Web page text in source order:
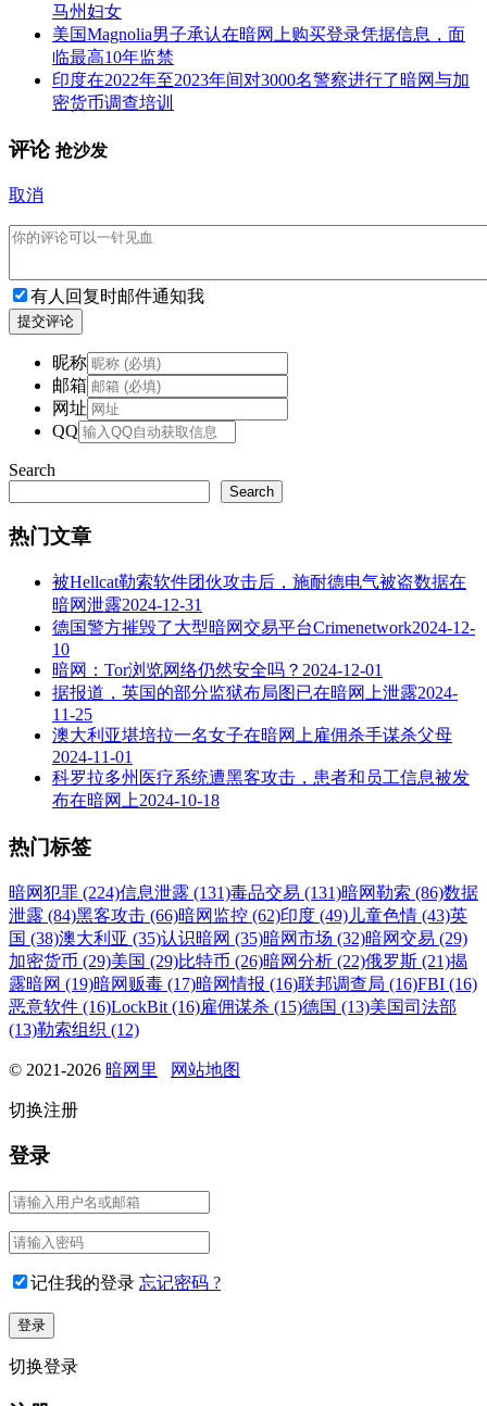
马州妇女
美国Magnolia男子承认在暗网上购买登录凭据信息，面
临最高10年监禁
印度在2022年至2023年间对3000名警察进行了暗网与加
密货币调查培训
评论 抢沙发
取消
有人回复时邮件通知我
提交评论
昵称
邮箱
网址
QQ
Search
Search
热门文章
被Hellcat勒索软件团伙攻击后，施耐德电气被盗数据在
暗网泄露2024-12-31
德国警方摧毁了大型暗网交易平台Crimenetwork2024-12-
10
暗网：Tor浏览网络仍然安全吗？ 2024-12-01
据报道，英国的部分监狱布局图已在暗网上泄露2024-
11-25
澳大利亚堪培拉一名女子在暗网上雇佣杀手谋杀父母
2024-11-01
科罗拉多州医疗系统遭黑客攻击，患者和员工信息被发
布在暗网上2024-10-18
热门标签
暗网犯罪 (224)信息泄露 (131)毒品交易 (131)暗网勒索 (86)数据
泄露 (84)黑客攻击 (66)暗网监控 (62)印度 (49) 儿童色情 (43)英
国 (38)澳大利亚 (35)认识暗网 (35)暗网市场 (32)暗网交易 (29)
加密货币 (29)美国 (29)比特币 (26)暗网分析 (22)俄罗斯 (21)揭
露暗网 (19)暗网贩毒 (17)暗网情报 (16)联邦调查局 (16)FBI (16)
恶意软件 (16)LockBit (16)雇佣谋杀 (15)德国 (13)美国司法部
(13)勒索组织 (12)
© 2021-2026 暗网里 网站地图
切换注册
登录
记住我的登录 忘记密码 ?
切换登录